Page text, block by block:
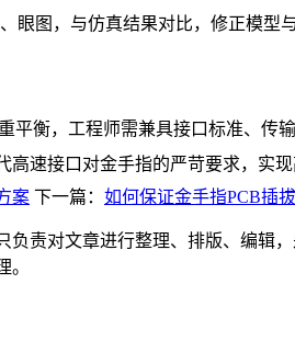
眼图，与仿真结果对比，修正模
平衡，工程师需兼具接口标准、
速接口对金手指的严苛要求，实
案 下一篇： 如何保证金手指PCB插
责对文章进行整理、排版、编
。